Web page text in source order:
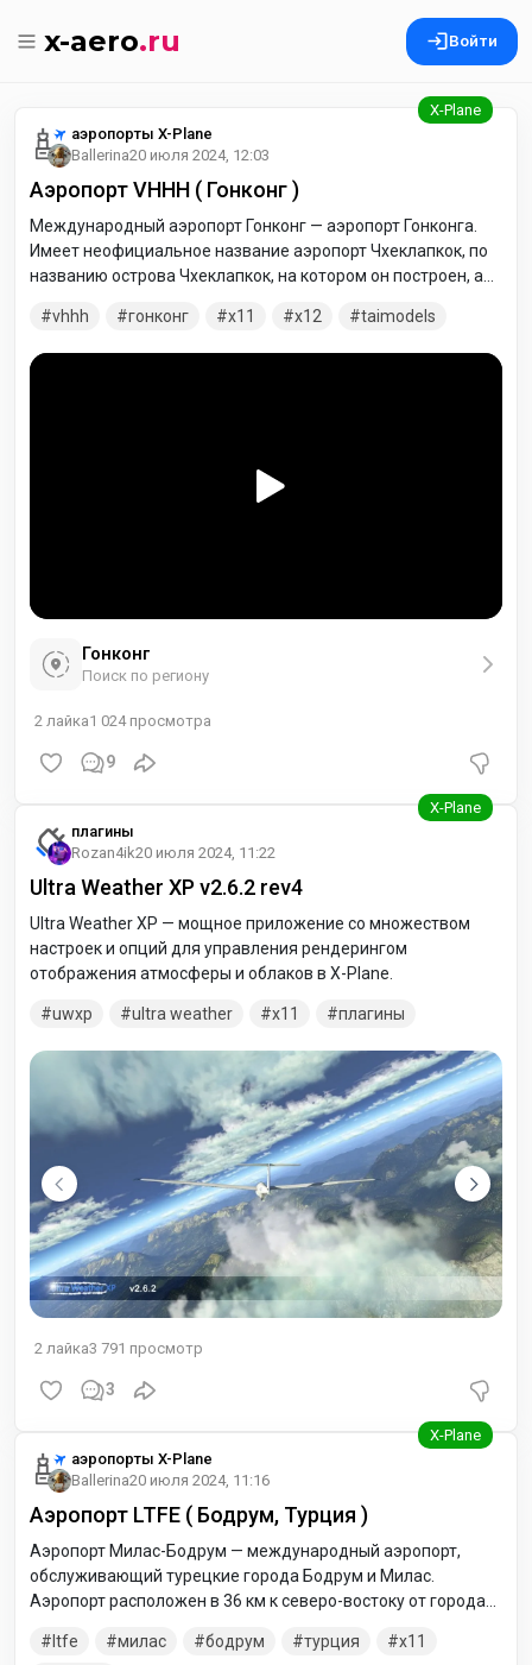
x-aero.ru Войти
аэропорты X-Plane
Ballerina20 июля 2024, 12:03
Аэропорт VHHH ( Гонконг )
Международный аэропорт Гонконг — аэропорт Гонконга.
Имеет неофициальное название аэропорт Чхеклапкок, по
названию острова Чхеклапкок, на котором он построен, а
аэропортом Кайтак.
vhhh гонконг x11 x12 taimodels
Гонконг
Поиск по региону
2 лайка1 024просмотра
9
плагины
Rozan4ik20 июля 2024, 11:22
Ultra Weather XP v2.6.2 rev4
Ultra Weather XP — мощное приложение со множеством
настроек и опций для управления рендерингом
отображения атмосферы и облаков в X-Plane.
uwxp ultra weather x11 плагины
2 лайка3 791 просмотр
3
аэропорты X-Plane
Ballerina20 июля 2024, 11:16
Аэропорт LTFE ( Бодрум, Турция )
Аэропорт Милас-Бодрум — международный аэропорт,
обслуживающий турецкие города Бодрум и Милас.
Аэропорт расположен в 36 км к северо-востоку от города
ltfe
милас бодрум турция
x11